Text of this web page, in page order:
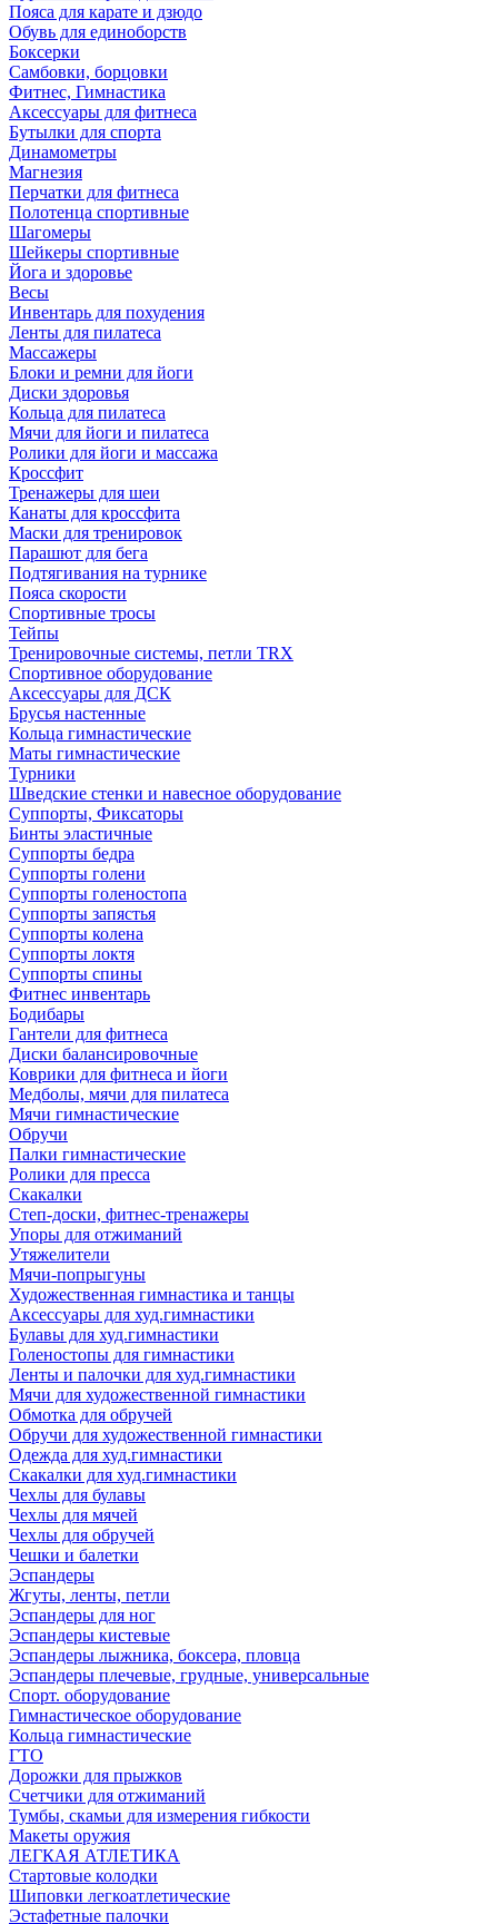
Пояса для карате и дзюдо
Обувь для единоборств
Боксерки
Самбовки, борцовки
Фитнес, Гимнастика
Аксессуары для фитнеса
Бутылки для спорта
Динамометры
Магнезия
Перчатки для фитнеса
Полотенца спортивные
Шагомеры
Шейкеры спортивные
Йога и здоровье
Весы
Инвентарь для похудения
Ленты для пилатеса
Массажеры
Блоки и ремни для йоги
Диски здоровья
Кольца для пилатеса
Мячи для йоги и пилатеса
Ролики для йоги и массажа
Кроссфит
Тренажеры для шеи
Канаты для кроссфита
Маски для тренировок
Парашют для бега
Подтягивания на турнике
Пояса скорости
Спортивные тросы
Тейпы
Тренировочные системы, петли TRX
Спортивное оборудование
Аксессуары для ДСК
Брусья настенные
Кольца гимнастические
Маты гимнастические
Турники
Шведские стенки и навесное оборудование
Суппорты, Фиксаторы
Бинты эластичные
Суппорты бедра
Суппорты голени
Суппорты голеностопа
Суппорты запястья
Суппорты колена
Суппорты локтя
Суппорты спины
Фитнес инвентарь
Бодибары
Гантели для фитнеса
Диски балансировочные
Коврики для фитнеса и йоги
Медболы, мячи для пилатеса
Мячи гимнастические
Обручи
Палки гимнастические
Ролики для пресса
Скакалки
Степ-доски, фитнес-тренажеры
Упоры для отжиманий
Утяжелители
Мячи-попрыгуны
Художественная гимнастика и танцы
Аксессуары для худ.гимнастики
Булавы для худ.гимнастики
Голеностопы для гимнастики
Ленты и палочки для худ.гимнастики
Мячи для художественной гимнастики
Обмотка для обручей
Обручи для художественной гимнастики
Одежда для худ.гимнастики
Скакалки для худ.гимнастики
Чехлы для булавы
Чехлы для мячей
Чехлы для обручей
Чешки и балетки
Эспандеры
Жгуты, ленты, петли
Эспандеры для ног
Эспандеры кистевые
Эспандеры лыжника, боксера, пловца
Эспандеры плечевые, грудные, универсальные
Спорт. оборудование
Гимнастическое оборудование
Кольца гимнастические
ГТО
Дорожки для прыжков
Счетчики для отжиманий
Тумбы, скамьи для измерения гибкости
Макеты оружия
ЛЕГКАЯ АТЛЕТИКА
Стартовые колодки
Шиповки легкоатлетические
Эстафетные палочки